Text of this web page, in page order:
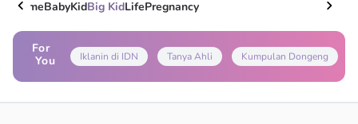
HomeBabyKidBig KidLifePregnancy
For
You
Iklanin di IDN Tanya Ahli Kumpulan Dongeng